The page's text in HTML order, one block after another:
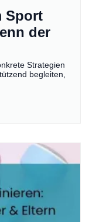
Sport
der
Strategien
begleiten,